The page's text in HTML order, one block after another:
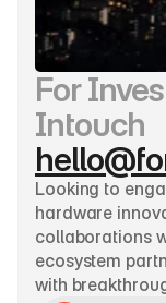
For
Intouch
Looking to
hardware
collaborations
ecosystem
with